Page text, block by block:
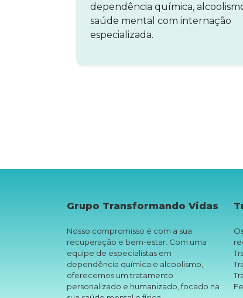
dependência química,
saúde mental com internação
especializada.
Grupo Transformando Vidas
Nosso compromisso é com a sua
recuperação e bem-estar. Com uma
equipe de especialistas em
dependência química e alcoolismo,
oferecemos um tratamento
personalizado e humanizado, focado na